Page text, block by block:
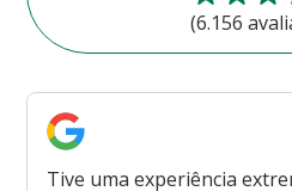
(6.156
Tive uma experiência